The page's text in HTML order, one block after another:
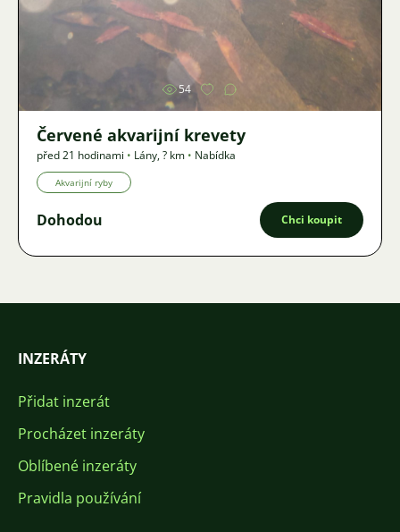
Obrázek
54
Červené akvarijní krevety
před 21 hodinami • Lány,? km • Nabídka
Akvarijní ryby
Dohodou Chci koupit
INZERÁTY
Přidat inzerát
Procházet inzeráty
Oblíbené inzeráty
Pravidla používání